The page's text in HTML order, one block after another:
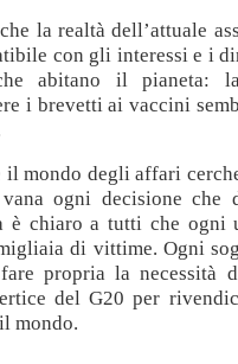
la realtà dell’attuale
con gli interessi e i
abitano il pianeta: la
i brevetti ai vaccini
mondo degli affari
ogni decisione che
è chiaro a tutti che ogni
di vittime. Ogni
propria la necessità
del G20 per
mondo.